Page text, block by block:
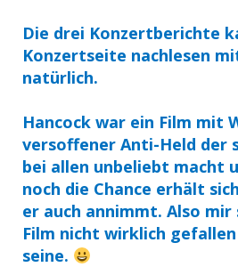
Die drei Konzertberichte
Konzertseite nachlesen
natürlich.
Hancock war ein Film mit
versoffener Anti-Held der
bei allen unbeliebt macht
noch die Chance erhält
er auch annimmt. Also
Film nicht wirklich
seine.